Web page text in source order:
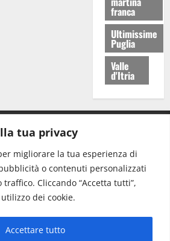
tua privacy
migliorare la tua esperienza di
o contenuti personalizzati
Cliccando “Accetta tutti”,
dei cookie.
Accettare tutto
franca
Ultimissime
Puglia
Valle
d'Itria
info@www.martinasera.it